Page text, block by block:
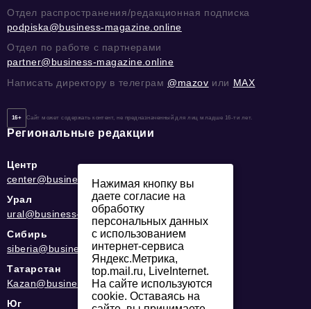
Отдел распространения/редакционная подписка
podpiska@business-magazine.online
Отдел по работе с партнерами
partner@business-magazine.online
Написать директору в телеграм @mazov или MAX
16+ Сайт может содержать контент, не предназначенный для лиц младше 16-ти лет.
Региональные редакции
Центр
center@business-magazine.online
Урал
ural@business-magazine.online
Сибирь
siberia@business-magazine.online
Татарстан
Kazan@business-magazine.online
Юг
Нажимая кнопку вы
даете согласие на
обработку
персональных данных
с использованием
интернет-сервиса
Яндекс.Метрика,
top.mail.ru, LiveInternet.
На сайте используются
cookie. Оставаясь на